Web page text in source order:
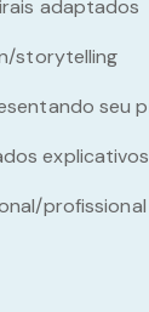
adaptados
storytelling
seu
explicativos
profissional